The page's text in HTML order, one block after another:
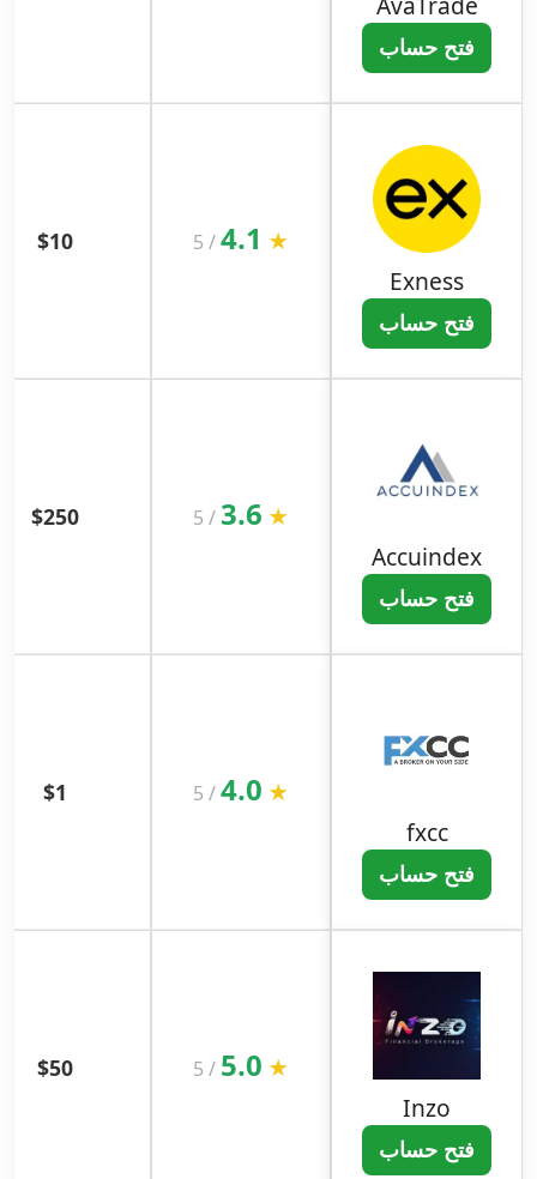
فتح حساب
Exness
فتح حساب
★
4.1
/
5
$10
Accuindex
فتح حساب
★
3.6
/
5
$250
fxcc
فتح حساب
★
4.0
/
5
$1
Inzo
فتح حساب
★
5.0
/
5
$50